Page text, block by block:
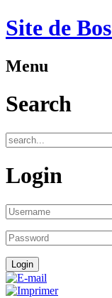
Site de
Menu
Search
Login